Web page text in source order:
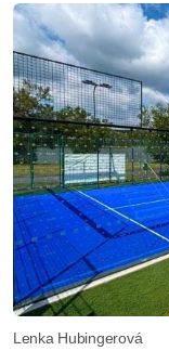
Lenka Hubingerová